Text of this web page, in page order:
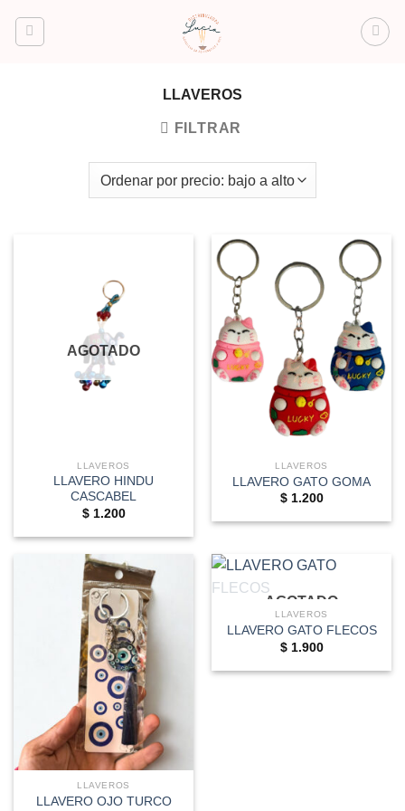
LLAVEROS
FILTRAR
AGOTADO
LLAVEROS
LLAVERO HINDU
CASCABEL
$1.200
LLAVEROS
LLAVERO GATO GOMA
$1.200
LLAVEROS
LLAVERO OJO TURCO
AGOTADO
LLAVEROS
LLAVERO GATO FLECOS
$1.900